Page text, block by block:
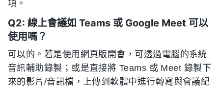
項。
Q2: 線上會議如 Teams 或 Google Meet 可以
使用嗎？
可以的。若是使用網頁版開會，可透過電腦的系統
音訊輔助錄製；或是直接將 Teams 或 Meet 錄製下
來的影片/音訊檔，上傳到軟體中進行轉寫與會議紀